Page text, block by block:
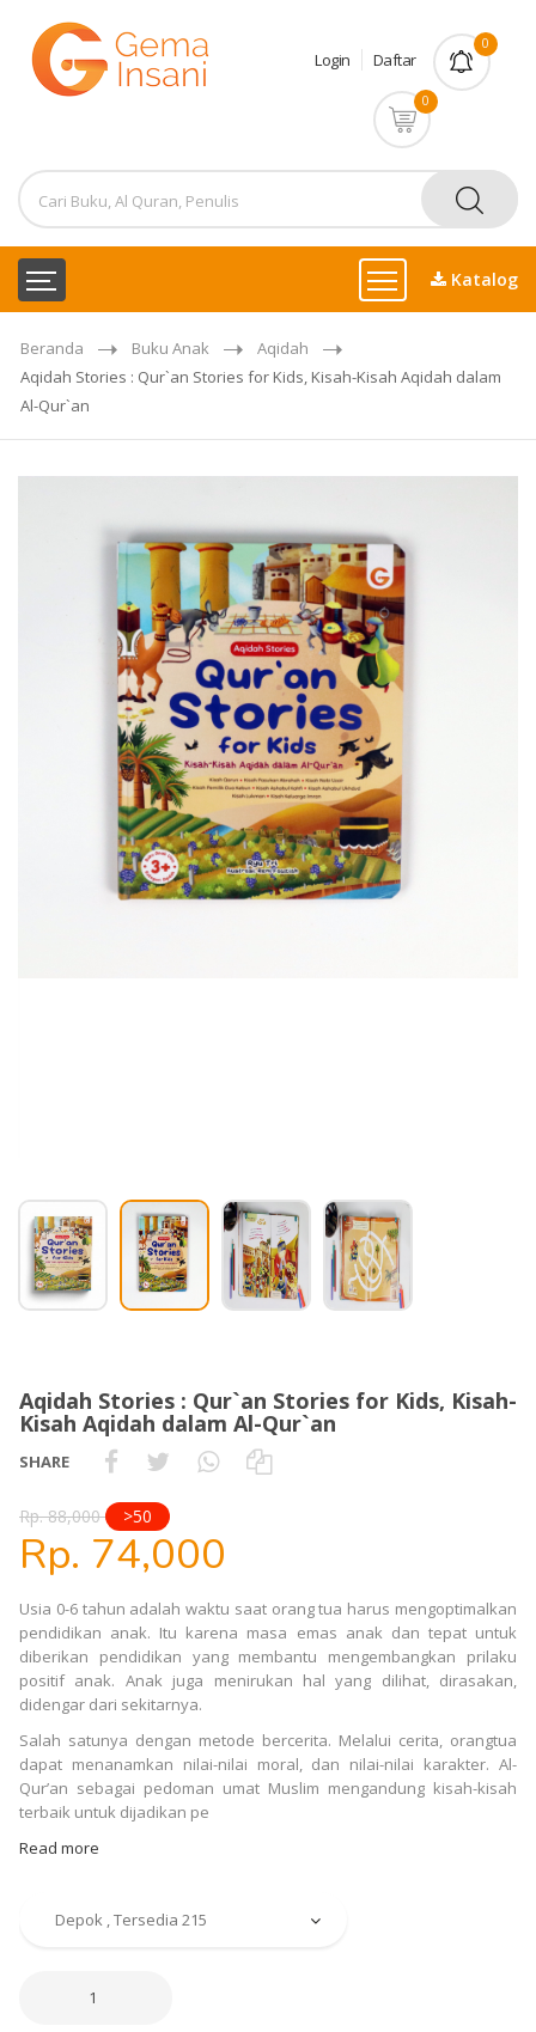
Login Daftar
0
0
Katalog
Beranda Buku Anak
Aqidah
Aqidah Stories : Qur`an Stories for Kids, Kisah-Kisah Aqidah dalam
Al-Qur`an
Aqidah Stories : Qur`an Stories for Kids, Kisah-
Kisah Aqidah dalam Al-Qur`an
SHARE
Rp. 88,000 >50
Rp. 74,000
Usia 0-6 tahun adalah waktu saat orang tua harus mengoptimalkan
pendidikan anak. Itu karena masa emas anak dan tepat untuk
diberikan pendidikan yang membantu mengembangkan prilaku
positif anak. Anak juga menirukan hal yang dilihat, dirasakan,
didengar dari sekitarnya.
Salah satunya dengan metode bercerita. Melalui cerita, orangtua
dapat menanamkan nilai-nilai moral, dan nilai-nilai karakter. Al-
Qur’an sebagai pedoman umat Muslim mengandung kisah-kisah
terbaik untuk dijadikan pe
Read more